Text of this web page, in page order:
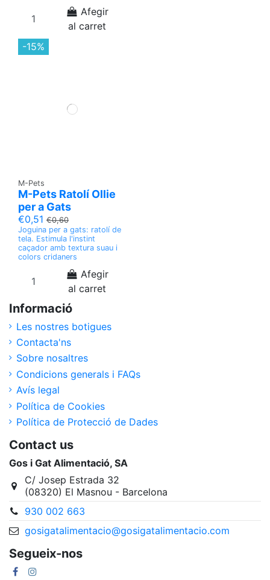
Afegir
al carret
-15%
M-Pets
M-Pets Ratolí Ollie
per a Gats
€0,51 €0,60
Joguina per a gats: ratolí de
tela. Estimula l'instint
caçador amb textura suau i
colors cridaners
Afegir
al carret
Informació
Les nostres botigues
Contacta'ns
Sobre nosaltres
Condicions generals i FAQs
Avís legal
Política de Cookies
Política de Protecció de Dades
Contact us
Gos i Gat Alimentació, SA
C/ Josep Estrada 32
(08320) El Masnou - Barcelona
930 002 663
gosigatalimentacio@gosigatalimentacio.com
Segueix-nos